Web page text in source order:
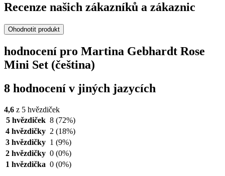
Recenze našich zákazníků a zákaznic
Ohodnotit produkt
hodnocení pro Martina Gebhardt Rose
Mini Set (čeština)
8 hodnocení v jiných jazycích
4,6 z 5 hvězdiček
5 hvězdiček 8 (72%)
4 hvězdičky 2 (18%)
3 hvězdičky 1 (9%)
2 hvězdičky 0 (0%)
1 hvězdička 0 (0%)